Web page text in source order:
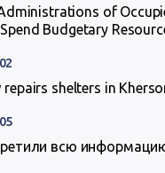
of
Budgetary
shelters in
всю